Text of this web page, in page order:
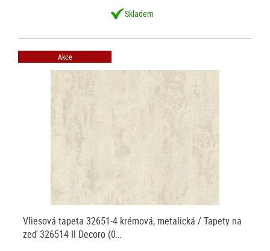
Skladem
Akce
Vliesová tapeta 32651-4 krémová, metalická / Tapety na
zeď 326514 Il Decoro (0…